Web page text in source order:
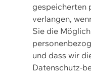
gespeicherten
verlangen,
Sie die
und dass wir
Datenschutz-